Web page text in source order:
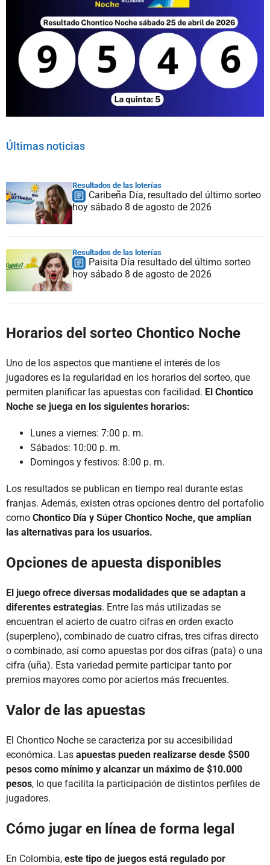
Últimas noticias
Resultados de las loterías
Caribeña Día, resultado del último sorteo
hoy sábado 8 de agosto de 2026
Resultados de las loterías
Paisita Día resultado del último sorteo
hoy sábado 8 de agosto de 2026
Horarios del sorteo Chontico Noche
Uno de los aspectos que mantiene el interés de los
jugadores es la regularidad en los horarios del sorteo, que
permiten planificar las apuestas con facilidad. El Chontico
Noche se juega en los siguientes horarios:
Lunes a viernes: 7:00 p. m.
Sábados: 10:00 p. m.
Domingos y festivos: 8:00 p. m.
Los resultados se publican en tiempo real durante estas
franjas. Además, existen otras opciones dentro del portafolio
como Chontico Día y Súper Chontico Noche, que amplían
las alternativas para los usuarios.
Opciones de apuesta disponibles
El juego ofrece diversas modalidades que se adaptan a
diferentes estrategias. Entre las más utilizadas se
encuentran el acierto de cuatro cifras en orden exacto
(superpleno), combinado de cuatro cifras, tres cifras directo
o combinado, así como apuestas por dos cifras (pata) o una
cifra (uña). Esta variedad permite participar tanto por
premios mayores como por aciertos más frecuentes.
Valor de las apuestas
El Chontico Noche se caracteriza por su accesibilidad
económica. Las apuestas pueden realizarse desde $500
pesos como mínimo y alcanzar un máximo de $10.000
pesos, lo que facilita la participación de distintos perfiles de
jugadores.
Cómo jugar en línea de forma legal
En Colombia, este tipo de juegos está regulado por